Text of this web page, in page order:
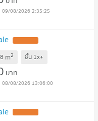
09/08/2026 2:35:25
m2 ชั้น 1x+
บาท
08/08/2026 13:06:00